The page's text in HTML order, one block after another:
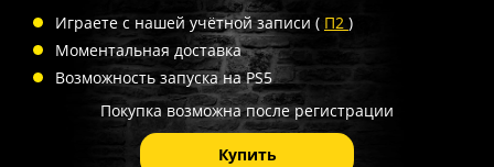
Играете с нашей учётной записи ( П2 )
Моментальная доставка
Возможность запуска на PS5
Покупка возможна после регистрации
Купить